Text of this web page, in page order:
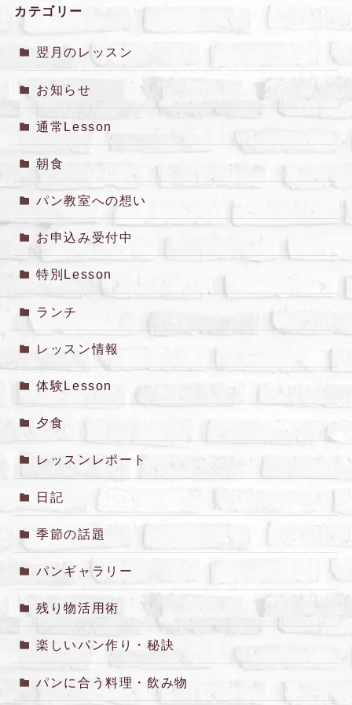
カテゴリー
翌月のレッスン
お知らせ
通常Lesson
朝食
パン教室への想い
お申込み受付中
特別Lesson
ランチ
レッスン情報
体験Lesson
夕食
レッスンレポート
日記
季節の話題
パンギャラリー
残り物活用術
楽しいパン作り・秘訣
パンに合う料理・飲み物